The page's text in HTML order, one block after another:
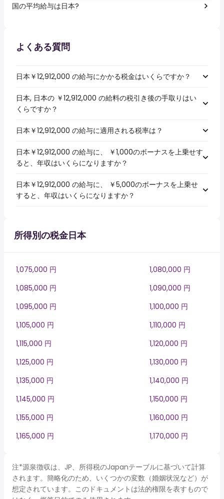
国の平均給与は日本?
よくある質問
日本￥12,912,000 の給与にかかる税金はいくらですか？
日本, 日本の ￥12,912,000 の給料の税引き後の手取りはい
くらですか？
日本￥12,912,000 の給与に適用される税率は？
日本￥12,912,000 の給与に、 ￥1,000のボーナスを上乗せす
ると、年収はいくらになりますか？
日本￥12,912,000 の給与に、 ￥5,000のボーナスを上乗せ
すると、年収はいくらになりますか？
所得別の税金日本
1,075,000 円
1,080,000 円
1,085,000 円
1,090,000 円
1,095,000 円
1,100,000 円
1,105,000 円
1,110,000 円
1,115,000 円
1,120,000 円
1,125,000 円
1,130,000 円
1,135,000 円
1,140,000 円
1,145,000 円
1,150,000 円
1,155,000 円
1,160,000 円
1,165,000 円
1,170,000 円
注*源泉徴収は、JP、所得税のJapanテーブルに基づいて計算
されます。簡略化のため、いくつかの変数（婚姻状況など）が
想定されています。このドキュメントは法的権限を表すもので